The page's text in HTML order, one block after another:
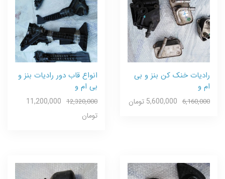
رادیات خنک کن بنز و بی
ام و
6,160,000 5,600,000 تومان
انواع قاب دور رادیات بنز و
بی ام و
12,320,000
11,200,000
تومان